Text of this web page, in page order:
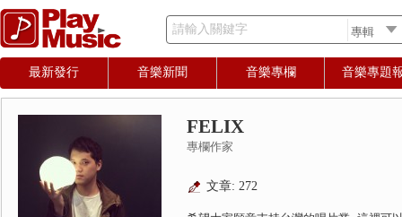
請輸入關鍵字
最新發行 音樂新聞 音樂專欄 音樂專題
FELIX
專欄作家
文章: 272